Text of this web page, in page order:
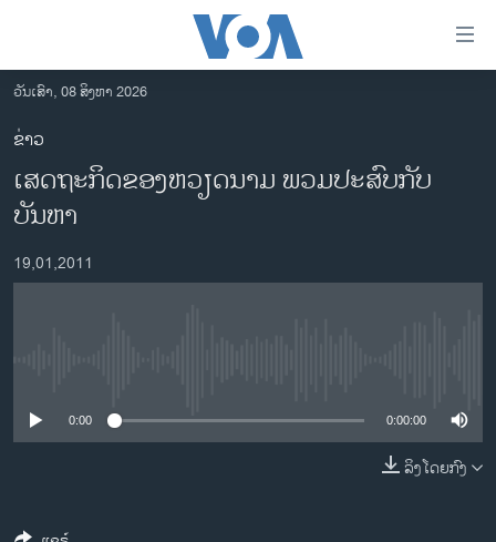
ເຂົ້າ
ຫາ
ຂ້າມ
ຂ້າມ
ຂ້າມ
ໄປ
ຫາ
ຊອກ
ອາເມຣິກາ
ຂ່າວ​ຈີນ
ຊີວິດຊາວລາວ
ວັນເສົາ, 08 ສິງຫາ 2026
ຂ່າວ
ເສດຖະກິດຂອງຫວຽດນາມ ພວມປະສົບກັບ
ບັນຫາ
19,01,2011
0:00 0:00:00
ລິງໂດຍກົງ